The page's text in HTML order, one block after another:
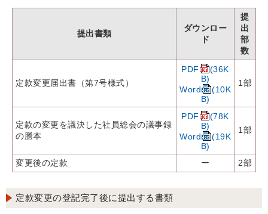
提出書類
ダウンロー
ド
提
出
部
数
定款変更届出書（第7号様式）
PDF
(36K
B)
Word
(10K
B)
1部
定款の変更を議決した社員総会の議事録
の謄本
PDF
(78K
B)
Word
(19K
B)
1部
変更後の定款 ー 2部
定款変更の登記完了後に提出する書類